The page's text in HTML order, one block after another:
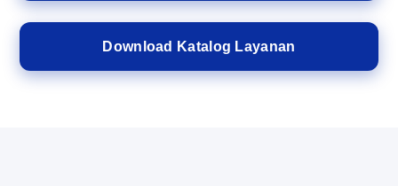
Download Katalog Layanan